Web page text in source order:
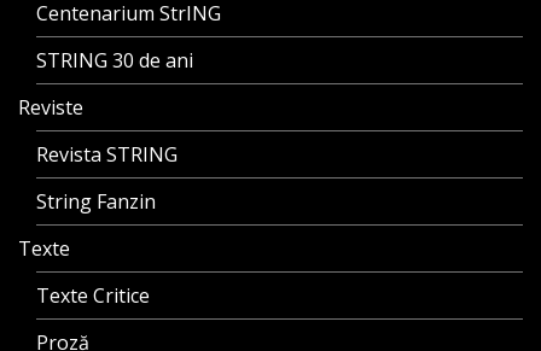
Centenarium StrING
STRING 30 de ani
Reviste
Revista STRING
String Fanzin
Texte
Texte Critice
Proză